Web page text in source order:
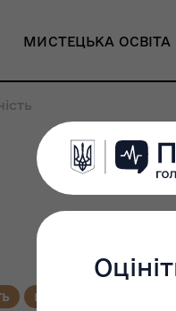
МИСТЕЦЬКА ОСВІТА
БІБЛІОТЕКИ